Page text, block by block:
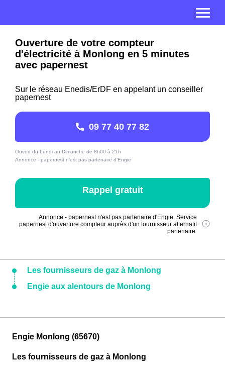
Ouverture de votre compteur
d'électricité à Monlong en 5 minutes
avec papernest
Sur le réseau Enedis/ErDF en appelant un conseiller
papernest
09 77 40 77 82
Ouvert du Lundi au Dimanche de 8h00 à 21h
Annonce - papernest n'est pas partenaire d'Engie
Rappel gratuit
Annonce - papernest n'est pas partenaire d'Engie. Service
papernest d'ouverture compteur auprès d'un fournisseur alternatif
partenaire.
Les fournisseurs de gaz à Monlong
Engie aux alentours de Monlong
Engie Monlong (65670)
Les fournisseurs de gaz à Monlong